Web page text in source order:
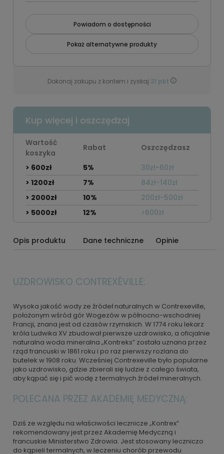
Powiadom o dostępności
Pokaż alternatywne produkty
Dokonaj zakupu z kontem i zyskaj 21 pkt
Kup więcej i oszczędzaj
Wartość
koszyka
Rabat
Oszczędzasz
> 600zł
5%
30zł-60zł
> 1200zł
7%
84zł-140zł
> 2000zł
10%
200zł-500zł
> 5000zł
12% >600zł
Opis produktu Dane techniczne Opinie
UZDROWISKO CONTREXÉVILLE:
Wysoka jakość wody ze źródeł naturalnych w Contrexeville,
położonym wśród gór Wogezów w północno-wschodniej
Francji, znana jest od czasów rzymskich. W 1774 roku lekarz
króla Ludwika XV zbudował pierwsze uzdrowisko, a oficjalnie
naturalna woda mineralna „Kontreks” została uznana przez
rząd francuski w 1861 roku i po raz pierwszy rozlana do
butelek w 1908 roku. Wcześniej Contrexeville było popularne
jako uzdrowisko, gdzie zbierali się ludzie z całego świata,
aby kąpać się i pić wodę z termalnych źródeł mineralnych.
POLECANA PRZEZ AKADEMIĘ MEDYCZNĄ:
Dziś ze względu na właściwości lecznicze „Kontrex”
rekomendowany jest przez Akademię Medyczną i
francuskie Ministerstwo Zdrowia. Jest stosowany leczniczo
do kąpieli termalnych, w leczeniu chorób przewodu